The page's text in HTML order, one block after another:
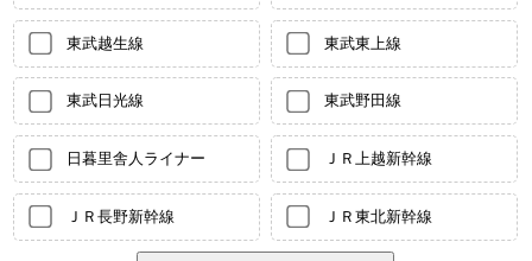
東武越生線 東武東上線
東武日光線 東武野田線
日暮里舎人ライナー ＪＲ上越新幹線
ＪＲ長野新幹線 ＪＲ東北新幹線